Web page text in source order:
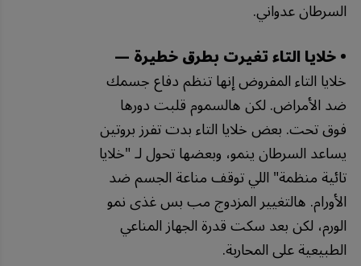
السرطان عدواني.
• خلايا التاء تغيرت بطرق خطيرة —
خلايا التاء المفروض إنها تنظم دفاع جسمك
ضد الأمراض. لكن هالسموم قلبت دورها
فوق تحت. بعض خلايا التاء بدت تفرز بروتين
يساعد السرطان ينمو، وبعضها تحول لـ "خلايا
تائية منظمة" اللي توقف مناعة الجسم ضد
الأورام. هالتغيير المزدوج مب بس غذى نمو
الورم، لكن بعد سكت قدرة الجهاز المناعي
الطبيعية على المحاربة.